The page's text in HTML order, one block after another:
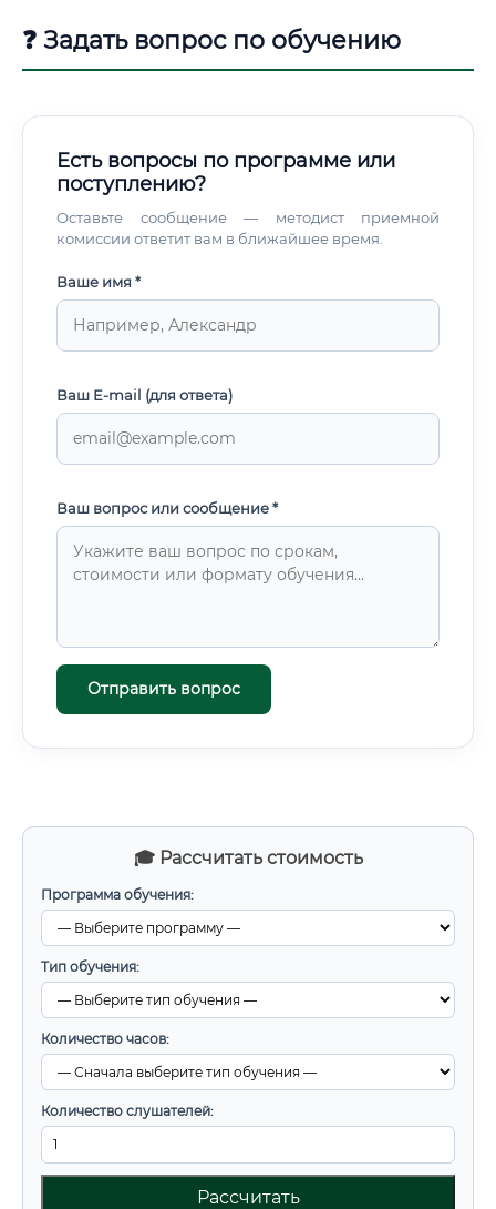
🎓 Рассчитать стоимость
Программа обучения:
Тип обучения:
Количество часов:
Количество слушателей:
Рассчитать
❓ Задать вопрос по обучению
Есть вопросы по программе или
поступлению?
Оставьте сообщение — методист приемной
комиссии ответит вам в ближайшее время.
Ваше имя *
Ваш E-mail (для ответа)
Ваш вопрос или сообщение *
Отправить вопрос